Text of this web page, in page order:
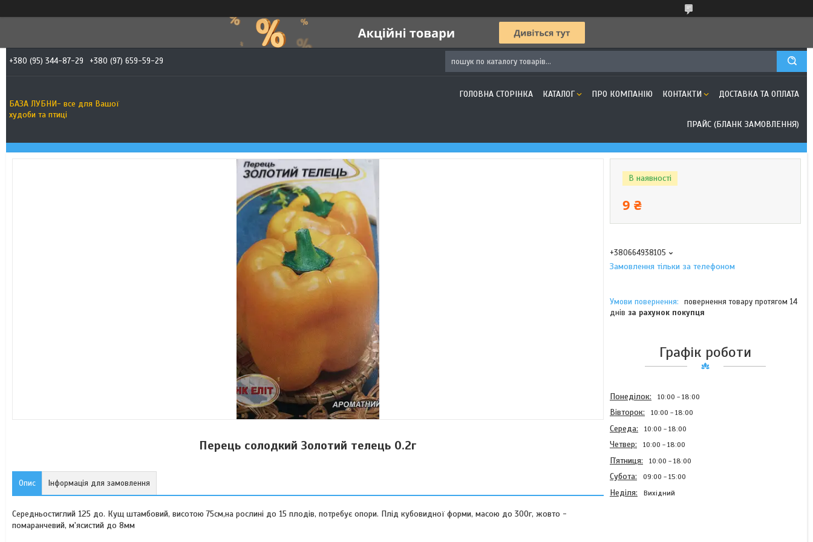
+380 (95) 344-87-29 +380 (97) 659-59-29
БАЗА ЛУБНИ- все для Вашої
худоби та птиці
ГОЛОВНА СТОРІНКА КАТАЛОГ ПРО КОМПАНІЮ КОНТАКТИ ДОСТАВКА ТА ОПЛАТА
ПРАЙС (БЛАНК ЗАМОВЛЕННЯ)
Перець солодкий Золотий телець 0.2г
Опис Інформація для замовлення
Середньостиглий 125 до. Кущ штамбовий, висотою 75см,на рослині до 15 плодів, потребує опори. Плід кубовидної форми, масою до 300г, жовто -
помаранчевий, м'ясистий до 8мм
В наявності
9 ₴
+380664938105
Замовлення тільки за телефоном
повернення товару протягом 14
днів за рахунок покупця
Графік роботи
Понеділок 10:00 18:00
Вівторок 10:00 18:00
Середа 10:00 18:00
Четвер 10:00 18:00
Пʼятниця 10:00 18:00
Субота 09:00 15:00
Неділя Вихідний